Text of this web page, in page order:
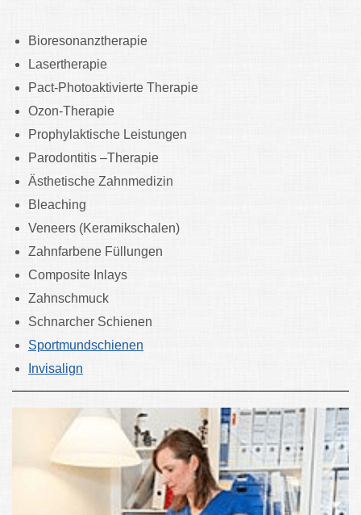
Bioresonanztherapie
Lasertherapie
Pact-Photoaktivierte Therapie
Ozon-Therapie
Prophylaktische Leistungen
Parodontitis –Therapie
Ästhetische Zahnmedizin
Bleaching
Veneers (Keramikschalen)
Zahnfarbene Füllungen
Composite Inlays
Zahnschmuck
Schnarcher Schienen
Sportmundschienen
Invisalign